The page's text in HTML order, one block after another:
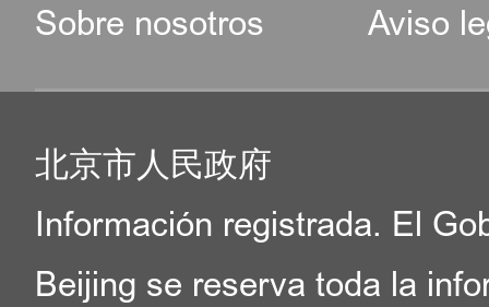
Sobre nosotros Aviso
北京市人民政府
Información registrada. El
Beijing se reserva toda la